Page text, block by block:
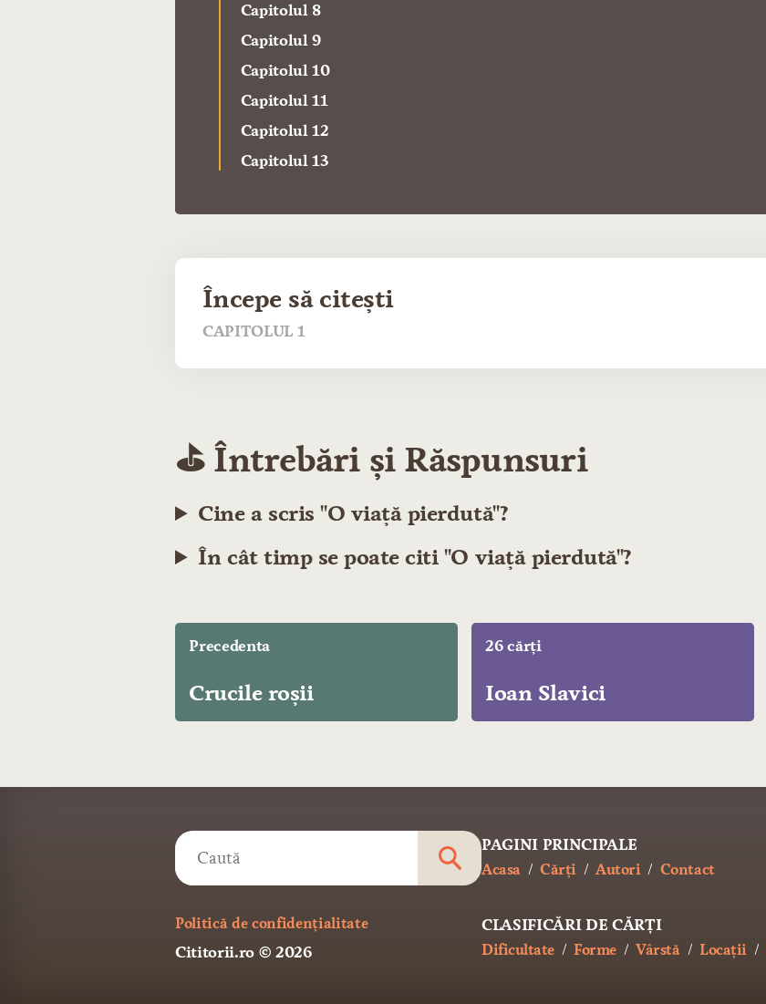
Capitolul 8
Capitolul 9
Capitolul 10
Capitolul 11
Capitolul 12
Capitolul 13
Începe să citești
CAPITOLUL 1
⛳️ Întrebări și Răspunsuri
Cine a scris "O viață pierdută"?
În cât timp se poate citi "O viață pierdută"?
Precedenta
Crucile roșii
26 cărți
Ioan Slavici
Politică de confidențialitate
Cititorii.ro© 2026
PAGINI PRINCIPALE
Acasa Cărți Autori Contact
CLASIFICĂRI DE CĂRȚI
Dificultate Forme Vârstă Locații